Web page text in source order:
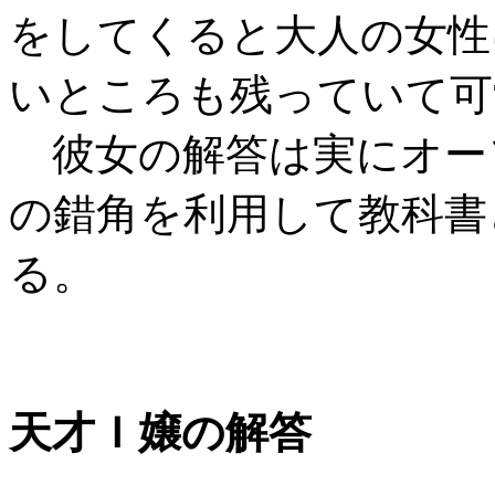
をしてくると大人の女
いところも残っていて
彼女の解答は実にオ
の錯角を利用して教科
る。
天才Ｉ嬢の解答